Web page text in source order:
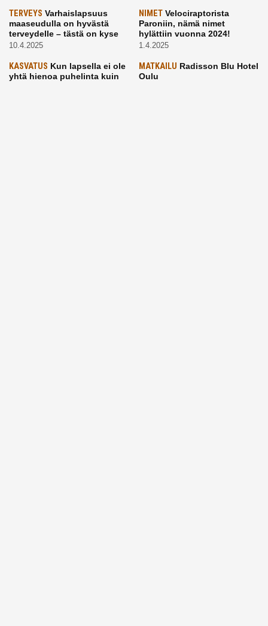
TERVEYS Varhaislapsuus
maaseudulla on hyvästä
terveydelle – tästä on kyse
10.4.2025
NIMETVelociraptorista
Paroniin, nämä nimet
hylättiin vuonna 2024!
1.4.2025
KASVATUS Kun lapsella ei ole
yhtä hienoa puhelinta kuin
MATKAILU Radisson Blu Hotel
Oulu